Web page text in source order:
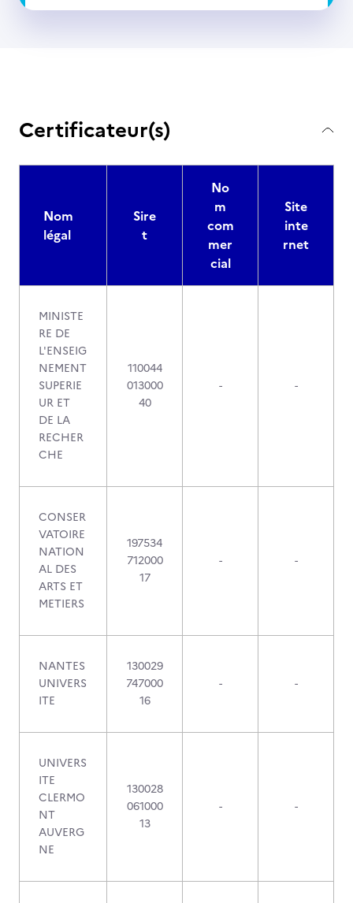
Certificateur(s)
Nom
légal
Sire
t
No
m
com
mer
cial
Site
inte
rnet
MINISTE
RE DE
L'ENSEIG
NEMENT
SUPERIE
UR ET
DE LA
RECHER
CHE
110044
013000
40
- -
CONSER
VATOIRE
NATION
AL DES
ARTS ET
METIERS
197534
712000
17
- -
NANTES
UNIVERS
ITE
130029
747000
16
- -
UNIVERS
ITE
CLERMO
NT
AUVERG
NE
130028
061000
13
- -